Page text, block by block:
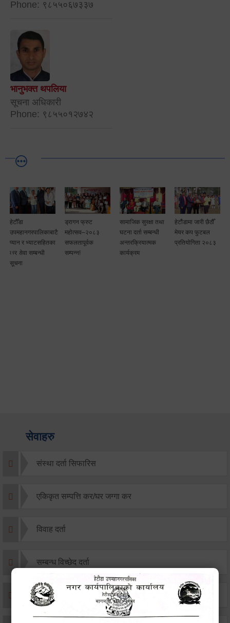
Phone: ९८५५०६७३३७
भानुभक्त थपलिया
सूचना अधिकारी
Phone: ९८५५०१२७४२
हेटौँडा
उपमहानगरपालिकाबाटै
प्यान र भ्याटसहितका
कर सेवा सम्बन्धी
सूचना
ड्रागन फ्रुट
महोत्सव–२०८३
सफलतापूर्वक
सम्पन्न!
सामाजिक सुरक्षा तथा
घटना दर्ता सम्बन्धी
अन्तरक्रियात्मक
कार्यक्रम
हेटौंडामा जारी छैठौँ
मेयर कप फुटबल
प्रतियोगिता २०८३
सेवाहरु
संस्था दर्ता सिफारिस
एकिकृत सम्पत्ति कर/घर जग्गा कर
विवाह दर्ता
सम्बन्ध विच्छेद दर्ता
बसाइ-सराई जाने/आउने दर्ता